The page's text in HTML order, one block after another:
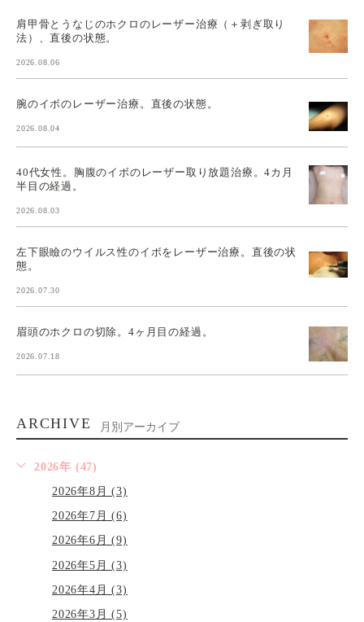
肩甲骨とうなじのホクロのレーザー治療（＋剥ぎ取り
法）、直後の状態。
2026.08.06
腕のイボのレーザー治療。直後の状態。
2026.08.04
40代女性。胸腹のイボのレーザー取り放題治療。4カ月
半目の経過。
2026.08.03
左下眼瞼のウイルス性のイボをレーザー治療。直後の状
態。
2026.07.30
眉頭のホクロの切除。4ヶ月目の経過。
2026.07.18
ARCHIVE 月別アーカイブ
2026年 (47)
2026年8月 (3)
2026年7月 (6)
2026年6月 (9)
2026年5月 (3)
2026年4月 (3)
2026年3月 (5)